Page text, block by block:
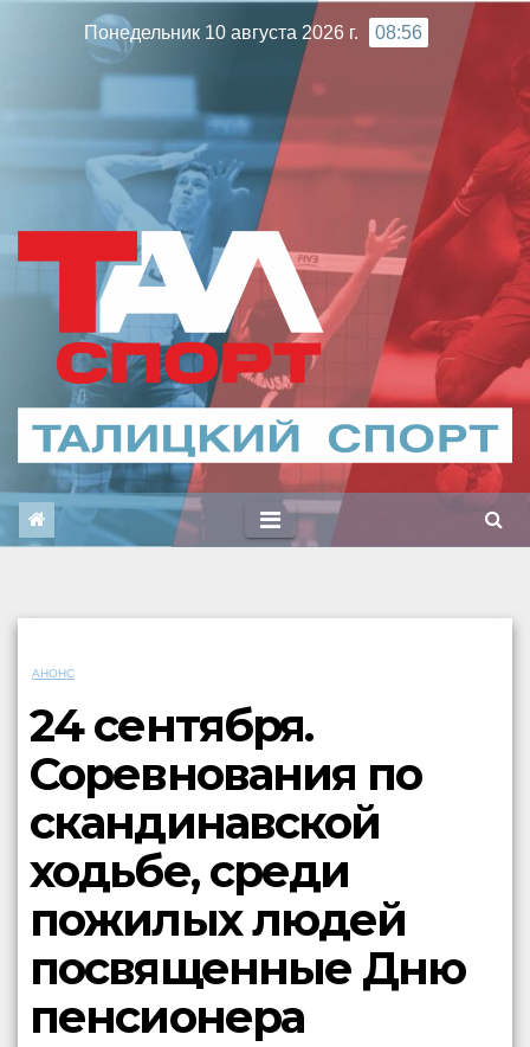
Понедельник 10 августа 2026 г. 08:56
АНОНС
24 сентября.
Соревнования по
скандинавской
ходьбе, среди
пожилых людей
посвященные Дню
пенсионера